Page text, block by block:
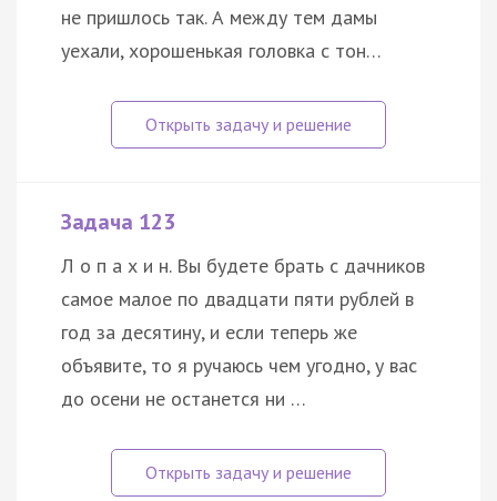
не пришлось так. А между тем дамы
уехали, хорошенькая головка с тон…
Задача 123
Л о п а х и н. Вы будете брать с дачников
самое малое по двадцати пяти рублей в
год за десятину, и если теперь же
объявите, то я ручаюсь чем угодно, у вас
до осени не останется ни …